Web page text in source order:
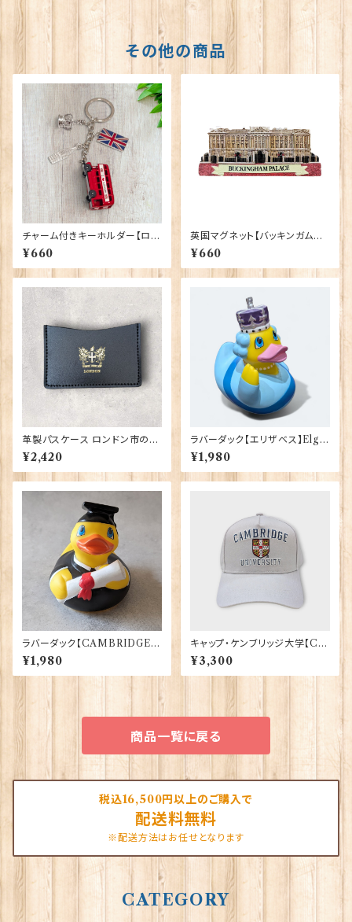
その他の商品
チャーム付きキーホルダー【ロン
ドンバス】A&S Gift 90422
¥660
英国マグネット【バッキンガム宮
殿】Elgate Products 90030
（13652）
¥660
革製パスケース ロンドン市の紋
章入り【Black】R.C.Brady 90
381-Black
¥2,420
ラバーダック【エリザベス】Elgat
e Products 90348（73371）
¥1,980
ラバーダック【CAMBRIDGE
Uni.卒業生】Elgate Products
90365
¥1,980
キャップ・ケンブリッジ大学【Ca
mbridge Univ.】00215
¥3,300
商品一覧に戻る
税込16,500円以上のご購入で
配送料無料
※配送方法はお任せとなります
CATEGORY